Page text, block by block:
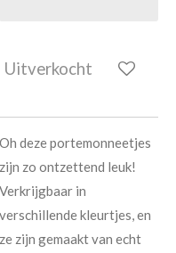
Uitverkocht
Oh deze portemonneetjes
zijn zo ontzettend leuk!
Verkrijgbaar in
verschillende kleurtjes, en
ze zijn gemaakt van echt